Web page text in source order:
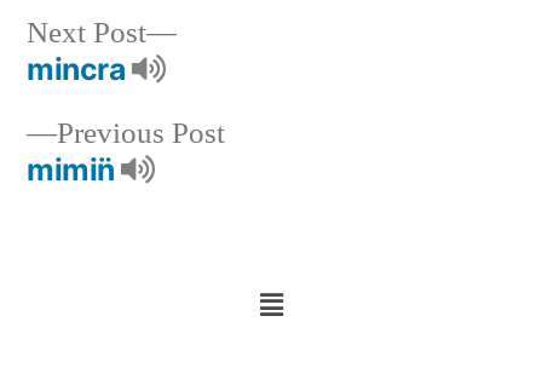
Previous Post
mimin̈
Next Post
mincra